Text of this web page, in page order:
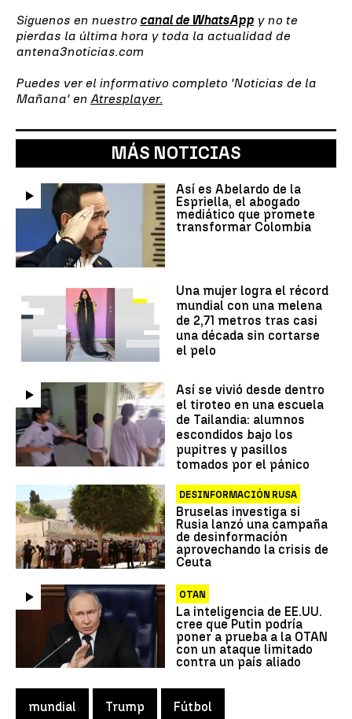
Síguenos en nuestro canal de WhatsApp y no te
pierdas la última hora y toda la actualidad de
antena3noticias.com
Puedes ver el informativo completo 'Noticias de la
Mañana' en Atresplayer.
MÁS NOTICIAS
Así es Abelardo de la
Espriella, el abogado
mediático que promete
transformar Colombia
Una mujer logra el récord
mundial con una melena
de 2,71 metros tras casi
una década sin cortarse
el pelo
Así se vivió desde dentro
el tiroteo en una escuela
de Tailandia: alumnos
escondidos bajo los
pupitres y pasillos
tomados por el pánico
DESINFORMACIÓN RUSA
Bruselas investiga si
Rusia lanzó una campaña
de desinformación
aprovechando la crisis de
Ceuta
OTAN
La inteligencia de EE.UU.
cree que Putin podría
poner a prueba a la OTAN
con un ataque limitado
contra un país aliado
mundial Trump Fútbol